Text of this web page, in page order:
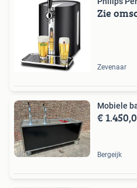
Zie
Zevenaar
Mobiele
€
Bergeijk